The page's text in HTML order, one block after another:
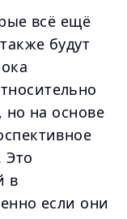
всё ещё
будут
но на основе
Это
в
если они